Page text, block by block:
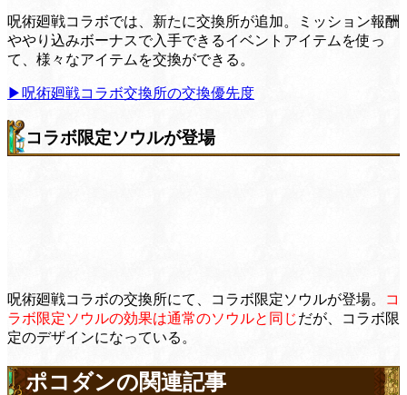
呪術廻戦コラボでは、新たに交換所が追加。ミッション報酬
ややり込みボーナスで入手できるイベントアイテムを使っ
て、様々なアイテムを交換ができる。
▶︎呪術廻戦コラボ交換所の交換優先度
コラボ限定ソウルが登場
呪術廻戦コラボの交換所にて、コラボ限定ソウルが登場。
コ
ラボ限定ソウルの効果は通常のソウルと同じだが、コラボ限
定のデザインになっている。
ポコダンの関連記事